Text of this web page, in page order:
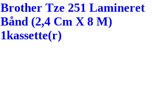
Brother Tze 251 Lamineret
Bånd (2,4 Cm X 8 M)
1kassette(r)